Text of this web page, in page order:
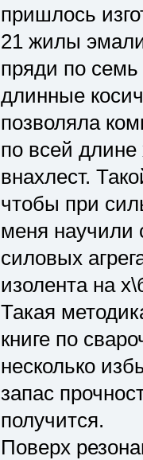
пришлось
21 жилы
пряди по
длинные
позволяла
по всей
внахлест.
чтобы при
меня научили
силовых
изолента на
Такая
книге по
несколько
запас
получится.
Поверх